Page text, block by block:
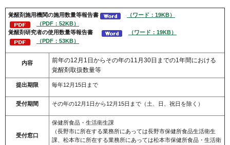
覚醒剤施用機関の施用数量等報告書
（ワード：19KB）
（PDF：52KB）
覚醒剤研究者の使用数量等報告書
（ワード：19KB）
（PDF：53KB）
内容
前年の12月1日からその年の11月30日までの1年間における
覚醒剤取扱数量等
提出期限 毎年12月15日まで
受付期間 その年の12月1日から12月15日まで（土、日、祝日を除く）
受付窓口
保健所食品・生活衛生課
（長野市に所在する業務所にあっては長野市保健所食品生活衛生
課、松本市に所在する業務所にあっては松本市保健所食品・生活衛